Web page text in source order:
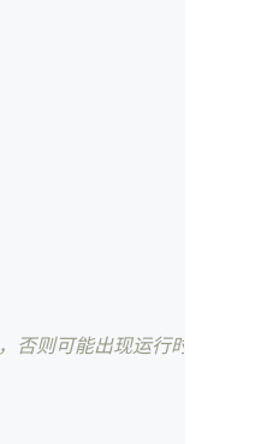
则可能出现运行时找不到